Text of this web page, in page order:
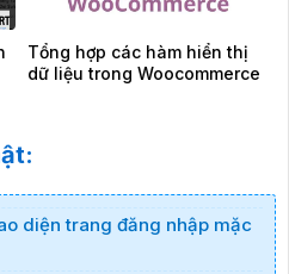
Tổng hợp các hàm hiển thị
dữ liệu trong Woocommerce
diện trang đăng nhập mặc